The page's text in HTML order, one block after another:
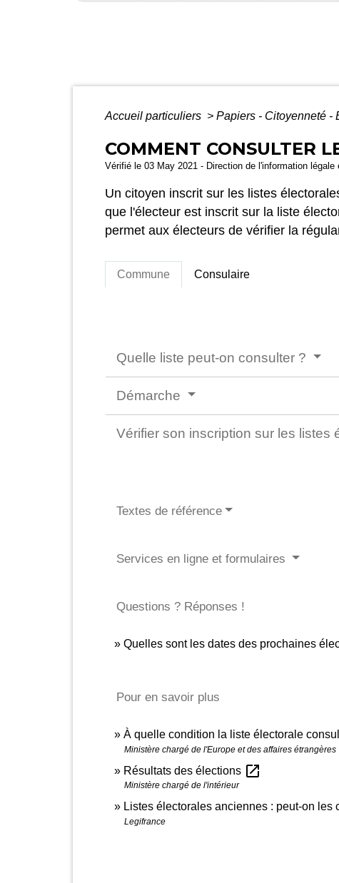
Accueil particuliers > Papiers - Citoyenneté -
COMMENT CONSULTER
Vérifié le 03 May 2021 - Direction de l'information
Un citoyen inscrit sur les listes
que l'électeur est inscrit sur la liste
permet aux électeurs de vérifier la
Commune Consulaire
Quelle liste peut-on consulter ?
Démarche
Vérifier son inscription sur les listes
Textes de référence
Services en ligne et formulaires
Questions ? Réponses !
Quelles sont les dates des prochaines
Pour en savoir plus
À quelle condition la liste électorale
Ministère chargé de l'Europe et des affaires étrangères
Résultats des élections open_in_new
Ministère chargé de l'intérieur
Listes électorales anciennes : peut-on les
Legifrance